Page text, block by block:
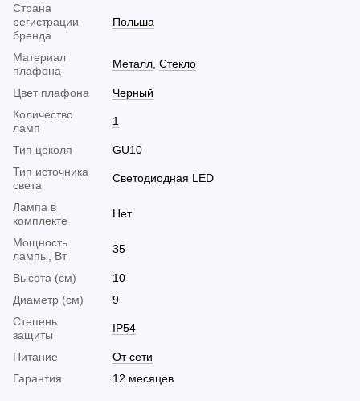
Страна
регистрации
бренда
Польша
Материал
плафона
Металл Стекло
Цвет плафона
Черный
Количество
ламп
1
Тип цоколя
GU10
Тип источника
света
Светодиодная LED
Лампа в
комплекте
Нет
Мощность
лампы, Вт
35
Высота (см)
10
Диаметр (см)
9
Cтепень
защиты
IP54
Питание
От сети
Гарантия
12 месяцев